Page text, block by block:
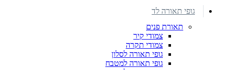
גופי תאורה לד
תאורת פנים
צמודי קיר
צמודי תקרה
גופי תאורה לסלון
גופי תאורה למטבח